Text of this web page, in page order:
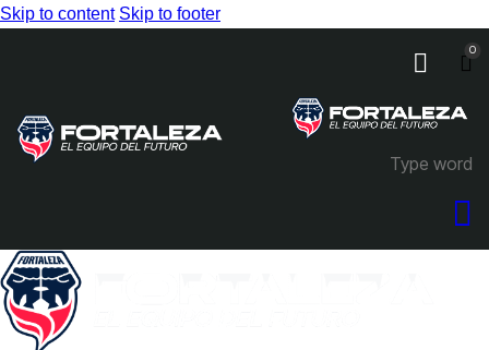
Skip to content Skip to footer
0